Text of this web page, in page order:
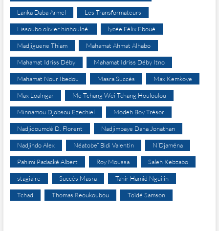
Lanka Daba Armel Les Transformateurs
Lissoubo olivier hinhoulné. lycée Félix Eboué
Madjiguene Thiam Mahamat Ahmat Alhabo
Mahamat Idriss Déby Mahamat Idriss Déby Itno
Mahamat Nour Ibedou Masra Succès Max Kemkoye
Max Loalngar Me Tchang Wei Tchang Houloulou
Minnamou Djobsou Ezechiel Modeh Boy Trésor
Nadjidoumdé D. Florent Nadjimbaye Dana Jonathan
Nadjindo Alex Néatobeï Bidi Valentin N’Djaména
Pahimi Padacké Albert Roy Moussa Saleh Kebzabo
stagiaire Succès Masra Tahir Hamid Nguilin
Tchad Thomas Reoukoubou Toïdé Samson